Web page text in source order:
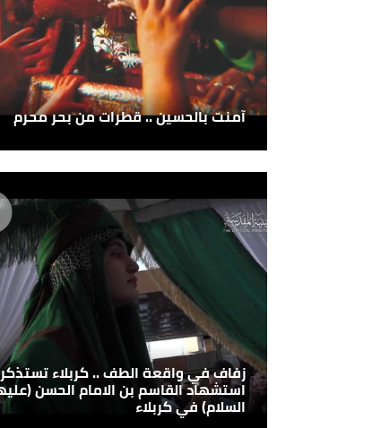
آمنت بالحسين .. قطرات من بحر محرم
زفاف في واقعة الطف .. كربلاء تستذكر
استشهاد القاسم بن الامام الحسن
السلام) في كربلاء